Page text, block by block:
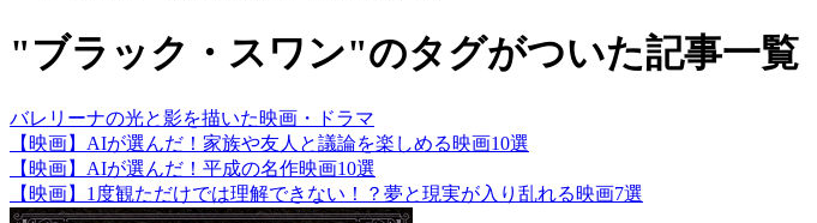
"ブラック・スワン"のタグがついた記事一覧
バレリーナの光と影を描いた映画・ドラマ
【映画】AIが選んだ！家族や友人と議論を楽しめる映画10選
【映画】AIが選んだ！平成の名作映画10選
【映画】1度観ただけでは理解できない！？夢と現実が入り乱れる映画7選